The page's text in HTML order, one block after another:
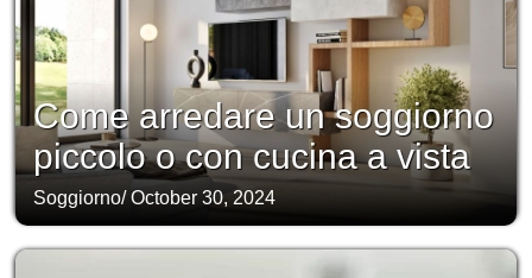
Come arredare un soggiorno
piccolo o con cucina a vista
Soggiorno/October 30, 2024